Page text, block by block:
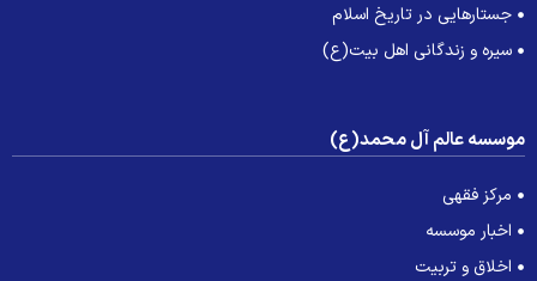
جستارهایی در تاریخ اسلام
سیره و زندگانی اهل بیت(ع)
عالم آل محمد(ع)
مرکز فقهی
اخبار موسسه
اخلاق و تربیت